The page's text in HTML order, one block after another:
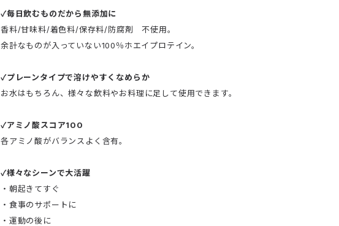
✓毎日飲むものだから無添加に
香料/甘味料/着色料/保存料/防腐剤 不使用。
余計なものが入っていない100％ホエイプロテイン。
✓プレーンタイプで溶けやすくなめらか
お水はもちろん、様々な飲料やお料理に足して使用できます。
✓アミノ酸スコア100
各アミノ酸がバランスよく含有。
✓様々なシーンで大活躍
・朝起きてすぐ
・食事のサポートに
・運動の後に